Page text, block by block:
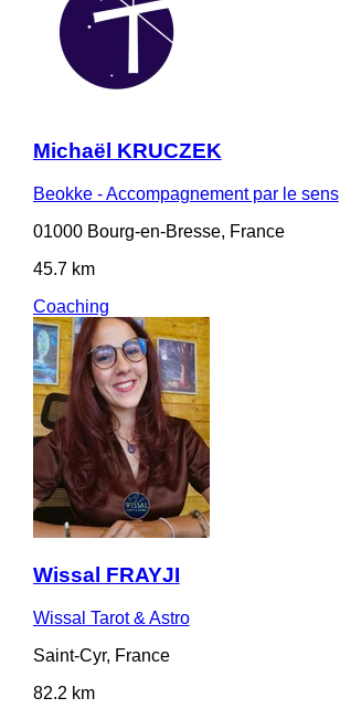
Michaël KRUCZEK
Beokke - Accompagnement par le sens
01000 Bourg-en-Bresse, France
45.7 km
Coaching
Wissal FRAYJI
Wissal Tarot & Astro
Saint-Cyr, France
82.2 km